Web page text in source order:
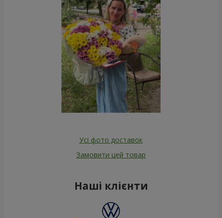
Усі фото доставок
Замовити цей товар
Наші клієнти